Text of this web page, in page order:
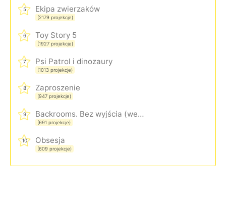
5 Ekipa zwierzaków
(2179 projekcje)
6 Toy Story 5
(1927 projekcje)
7 Psi Patrol i dinozaury
(1013 projekcje)
8 Zaproszenie
(947 projekcje)
9 Backrooms. Bez wyjścia (wersja rozszerzona)
(691 projekcje)
10 Obsesja
(609 projekcje)